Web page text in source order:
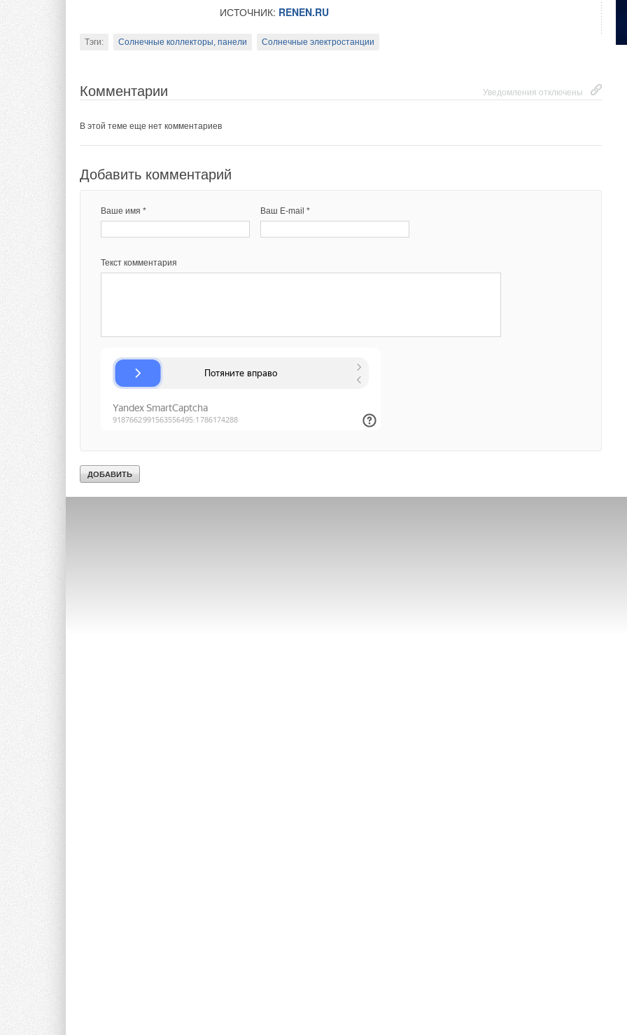
ИСТОЧНИК: RENEN.RU
Тэги: Солнечные коллекторы, панели Солнечные электростанции
Уведомления отключены
Комментарии
В этой теме еще нет комментариев
Добавить комментарий
Ваше имя * Ваш E-mail *
Текст комментария